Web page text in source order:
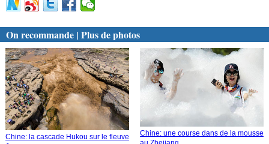
On recommande | Plus de photos
Chine: la cascade Hukou sur le fleuve
Chine: une course dans de la mousse